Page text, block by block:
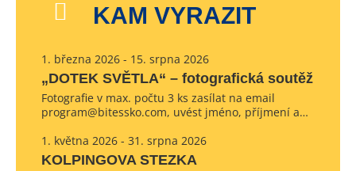
KAM VYRAZIT
1. března 2026 - 15. srpna 2026
„DOTEK SVĚTLA“ – fotografická soutěž
Fotografie v max. počtu 3 ks zasílat na email
program@bitessko.com, uvést jméno, příjmení a…
1. května 2026 - 31. srpna 2026
KOLPINGOVA STEZKA